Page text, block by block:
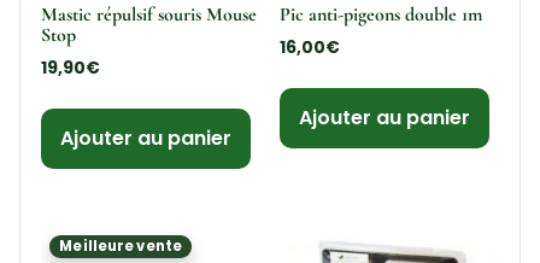
Mastic répulsif souris Mouse
Stop
19,90€
Ajouter au panier
Pic anti-pigeons double 1m
16,00€
Ajouter au panier
Meilleure vente